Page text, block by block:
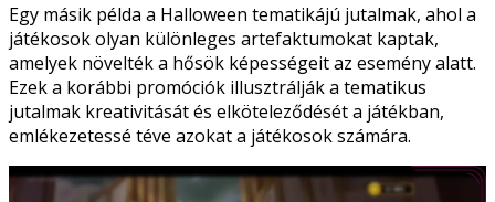
Egy másik példa a Halloween tematikájú jutalmak, ahol a
játékosok olyan különleges artefaktumokat kaptak,
amelyek növelték a hősök képességeit az esemény alatt.
Ezek a korábbi promóciók illusztrálják a tematikus
jutalmak kreativitását és elköteleződését a játékban,
emlékezetessé téve azokat a játékosok számára.